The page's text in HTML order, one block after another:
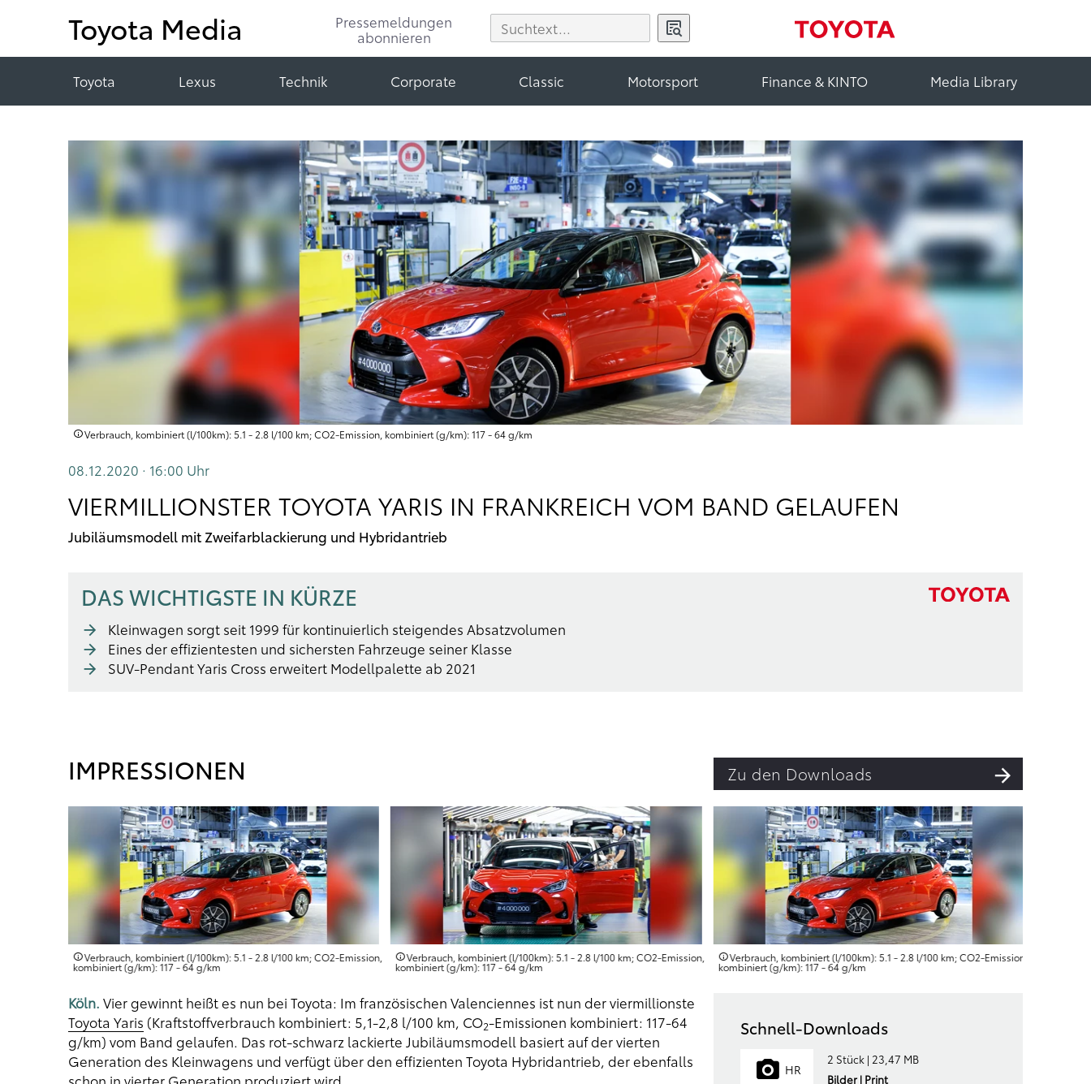
Toyota Media
Pressemeldungen
abonnieren
Toyota Lexus Technik Corporate Classic Motorsport Finance & KINTO Media Library
Verbrauch, kombiniert (l/100km): 5.1 - 2.8 l/100 km; CO2-Emission, kombiniert (g/km): 117 - 64 g/km
08.12.2020 · 16:00 Uhr
VIERMILLIONSTER TOYOTA YARIS IN FRANKREICH VOM BAND GELAUFEN
Jubiläumsmodell mit Zweifarblackierung und Hybridantrieb
DAS WICHTIGSTE IN KÜRZE
Kleinwagen sorgt seit 1999 für kontinuierlich steigendes Absatzvolumen
Eines der effizientesten und sichersten Fahrzeuge seiner Klasse
SUV-Pendant Yaris Cross erweitert Modellpalette ab 2021
IMPRESSIONEN Zu den Downloads
Verbrauch, kombiniert (l/100km): 5.1 - 2.8 l/100 km; CO2-Emission,
kombiniert (g/km): 117 - 64 g/km
Verbrauch, kombiniert (l/100km): 5.1 - 2.8 l/100 km; CO2-Emission,
kombiniert (g/km): 117 - 64 g/km
Verbrauch, kombiniert (l/100km): 5.1 - 2.8 l/100 km; CO2-Emission,
kombiniert (g/km): 117 - 64 g/km
Köln. Vier gewinnt heißt es nun bei Toyota: Im französischen Valenciennes ist nun der viermillionste
Toyota Yaris (Kraftstoffverbrauch kombiniert: 5,1-2,8 l/100 km, CO2-Emissionen kombiniert: 117-64
g/km) vom Band gelaufen. Das rot-schwarz lackierte Jubiläumsmodell basiert auf der vierten
Generation des Kleinwagens und verfügt über den effizienten Toyota Hybridantrieb, der ebenfalls
Schnell-Downloads
HR
2 Stück | 23,47 MB
Bilder | Print